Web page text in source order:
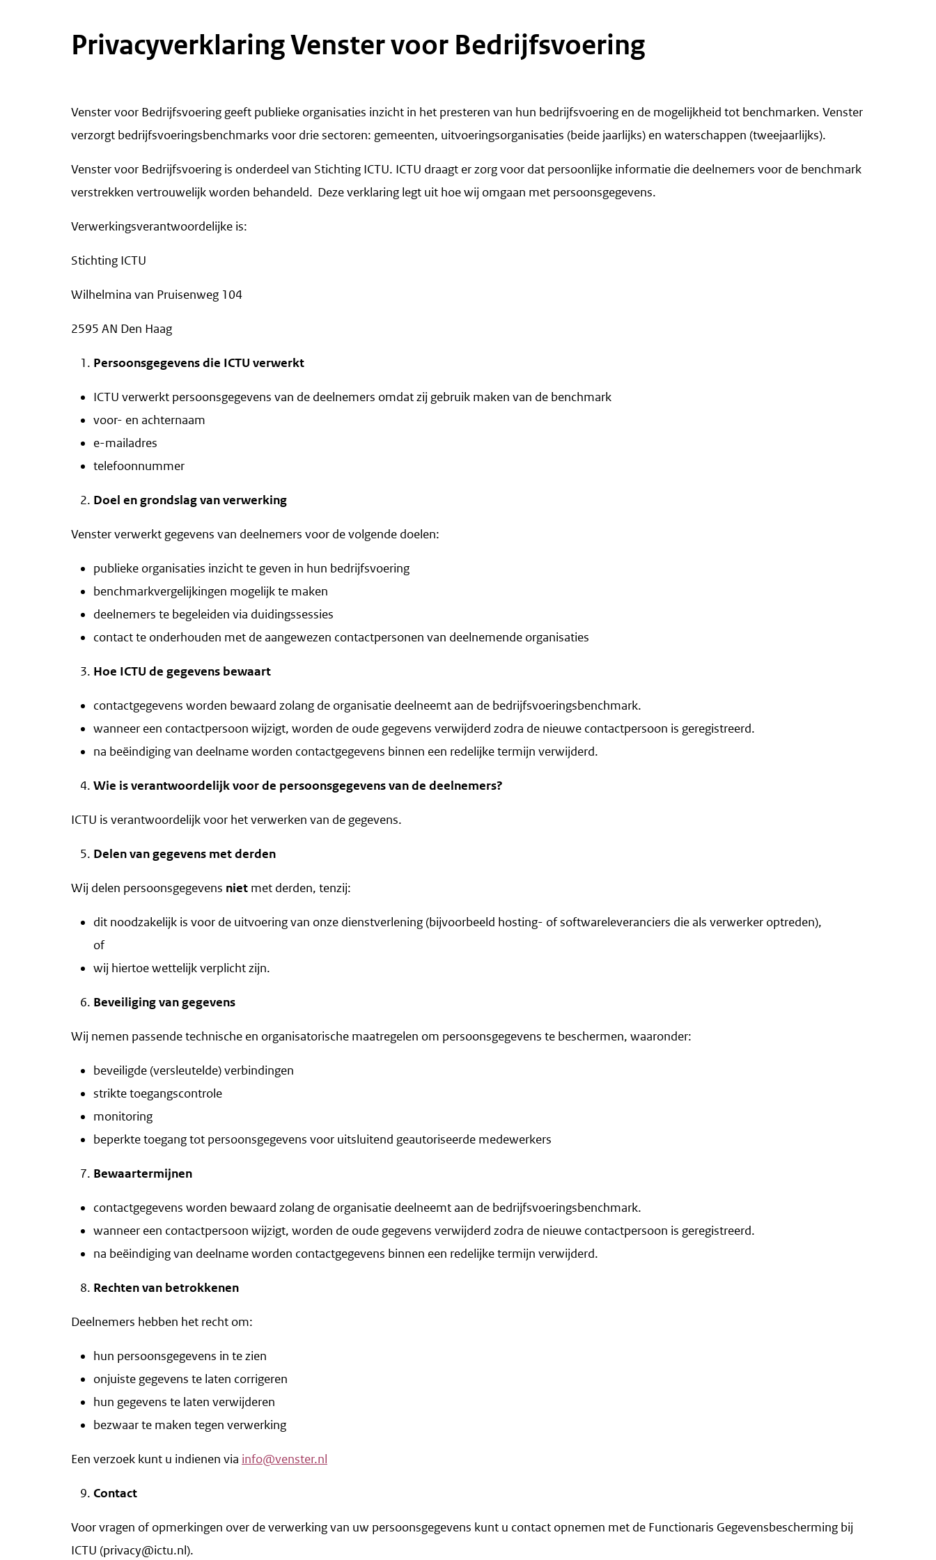
Privacyverklaring Venster voor Bedrijfsvoering
Venster voor Bedrijfsvoering geeft publieke organisaties inzicht in het presteren van hun bedrijfsvoering en de mogelijkheid tot benchmarken. Venster
verzorgt bedrijfsvoeringsbenchmarks voor drie sectoren: gemeenten, uitvoeringsorganisaties (beide jaarlijks) en waterschappen (tweejaarlijks).
Venster voor Bedrijfsvoering is onderdeel van Stichting ICTU. ICTU draagt er zorg voor dat persoonlijke informatie die deelnemers voor de benchmark
verstrekken vertrouwelijk worden behandeld. Deze verklaring legt uit hoe wij omgaan met persoonsgegevens.
Verwerkingsverantwoordelijke is:
Stichting ICTU
Wilhelmina van Pruisenweg 104
2595 AN Den Haag
Persoonsgegevens die ICTU verwerkt
ICTU verwerkt persoonsgegevens van de deelnemers omdat zij gebruik maken van de benchmark
voor- en achternaam
e-mailadres
telefoonnummer
Doel en grondslag van verwerking
Venster verwerkt gegevens van deelnemers voor de volgende doelen:
publieke organisaties inzicht te geven in hun bedrijfsvoering
benchmarkvergelijkingen mogelijk te maken
deelnemers te begeleiden via duidingssessies
contact te onderhouden met de aangewezen contactpersonen van deelnemende organisaties
Hoe ICTU de gegevens bewaart
contactgegevens worden bewaard zolang de organisatie deelneemt aan de bedrijfsvoeringsbenchmark.
wanneer een contactpersoon wijzigt, worden de oude gegevens verwijderd zodra de nieuwe contactpersoon is geregistreerd.
na beëindiging van deelname worden contactgegevens binnen een redelijke termijn verwijderd.
Wie is verantwoordelijk voor de persoonsgegevens van de deelnemers?
ICTU is verantwoordelijk voor het verwerken van de gegevens.
Delen van gegevens met derden
Wij delen persoonsgegevens niet met derden, tenzij:
dit noodzakelijk is voor de uitvoering van onze dienstverlening (bijvoorbeeld hosting- of softwareleveranciers die als verwerker optreden),
of
wij hiertoe wettelijk verplicht zijn.
Beveiliging van gegevens
Wij nemen passende technische en organisatorische maatregelen om persoonsgegevens te beschermen, waaronder:
beveiligde (versleutelde) verbindingen
strikte toegangscontrole
monitoring
beperkte toegang tot persoonsgegevens voor uitsluitend geautoriseerde medewerkers
Bewaartermijnen
contactgegevens worden bewaard zolang de organisatie deelneemt aan de bedrijfsvoeringsbenchmark.
wanneer een contactpersoon wijzigt, worden de oude gegevens verwijderd zodra de nieuwe contactpersoon is geregistreerd.
na beëindiging van deelname worden contactgegevens binnen een redelijke termijn verwijderd.
Rechten van betrokkenen
Deelnemers hebben het recht om:
hun persoonsgegevens in te zien
onjuiste gegevens te laten corrigeren
hun gegevens te laten verwijderen
bezwaar te maken tegen verwerking
Een verzoek kunt u indienen via info@venster.nl
Contact
Voor vragen of opmerkingen over de verwerking van uw persoonsgegevens kunt u contact opnemen met de Functionaris Gegevensbescherming bij
ICTU (privacy@ictu.nl).